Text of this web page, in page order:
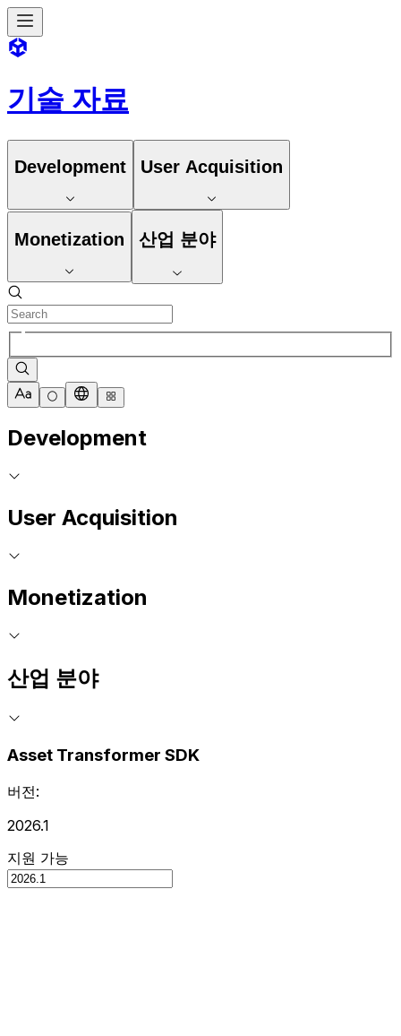
기술 자료
Development User Acquisition
Monetization 산업 분야
Development
User Acquisition
Monetization
산업 분야
Asset Transformer SDK
버전:
2026.1
지원 가능